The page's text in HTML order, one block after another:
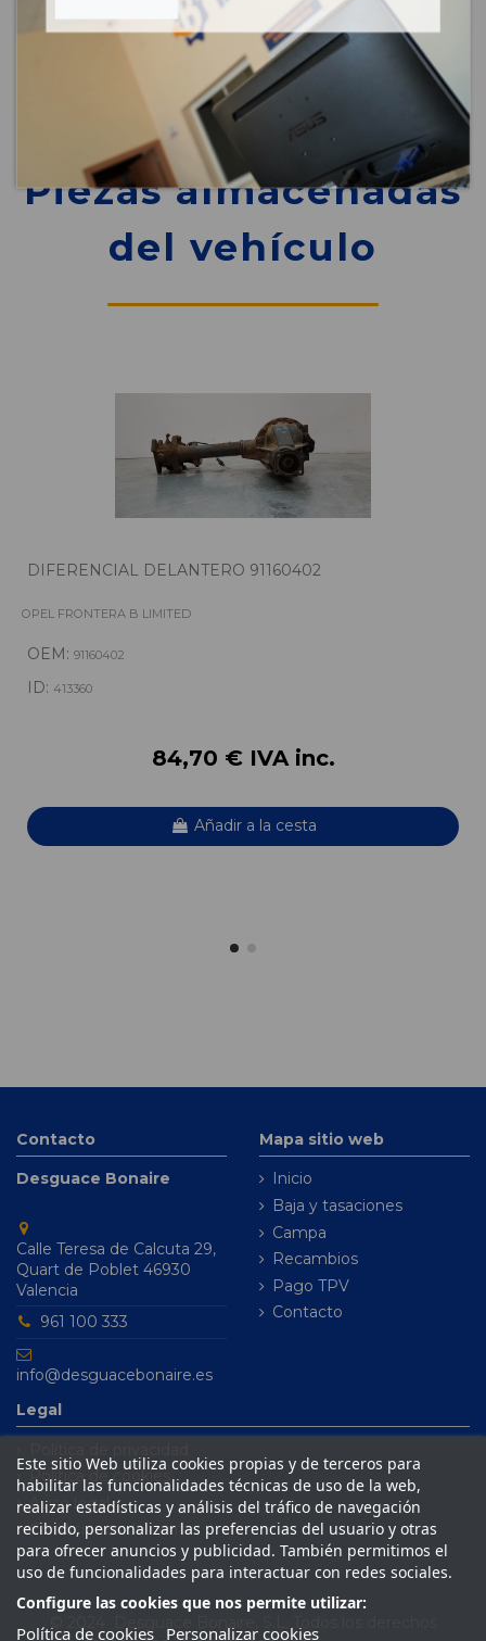
Piezas almacenadas
del vehículo
DIFERENCIAL DELANTERO 91160402
OPEL FRONTERA B LIMITED
OEM: 91160402
ID: 413360
84,70 € IVA inc.
Añadir a la cesta
Contacto
Desguace Bonaire
Calle Teresa de Calcuta 29,
Quart de Poblet 46930
Valencia
961 100 333
info@desguacebonaire.es
Mapa sitio web
Inicio
Baja y tasaciones
Campa
Recambios
Pago TPV
Contacto
Legal
Política de cookies
Aviso legal
Condiciones de venta
Este sitio Web utiliza cookies propias y de terceros para
habilitar las funcionalidades técnicas de uso de la web,
realizar estadísticas y análisis del tráfico de navegación
recibido, personalizar las preferencias del usuario y otras
para ofrecer anuncios y publicidad. También permitimos el
uso de funcionalidades para interactuar con redes sociales.
Configure las cookies que nos permite utilizar:
Política de cookies Personalizar cookies